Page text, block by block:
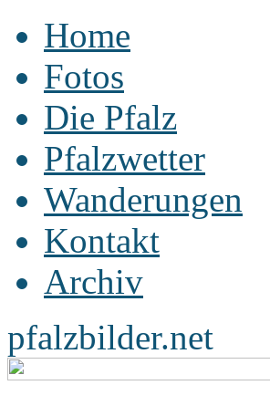
Home
Fotos
Die Pfalz
Pfalzwetter
Wanderungen
Kontakt
Archiv
pfalzbilder.net